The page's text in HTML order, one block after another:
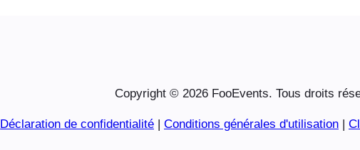
Copyright © 2026 FooEvents. Tous droits
Déclaration de confidentialité | Conditions générales d'utilisation |